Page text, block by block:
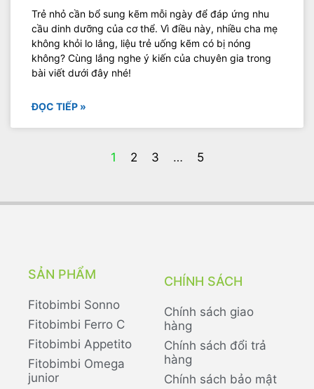
Trẻ nhỏ cần bổ sung kẽm mỗi ngày để đáp ứng nhu
cầu dinh dưỡng của cơ thể. Vì điều này, nhiều cha mẹ
không khỏi lo lắng, liệu trẻ uống kẽm có bị nóng
không? Cùng lắng nghe ý kiến của chuyên gia trong
bài viết dưới đây nhé!
ĐỌC TIẾP »
1 2 3 … 5
SẢN PHẨM
Fitobimbi Sonno
Fitobimbi Ferro C
Fitobimbi Appetito
Fitobimbi Omega
junior
CHÍNH SÁCH
Chính sách giao
hàng
Chính sách đổi trả
hàng
Chính sách bảo mật